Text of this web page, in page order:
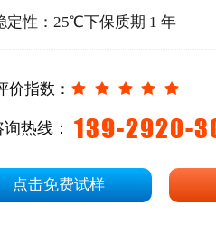
定性：25℃下保质期 1 年
价指数：
热线： 139-2920-
点击免费试样